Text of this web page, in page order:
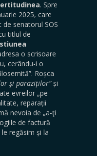
. Spre
2025, care
senatorul SOS
titlul de
o scrisoare
cerându-i o
Roșca
şi paraziţilor”și
evreilor „pe
reparații
nevoia de „a-ţi
de factură
regăsim și la